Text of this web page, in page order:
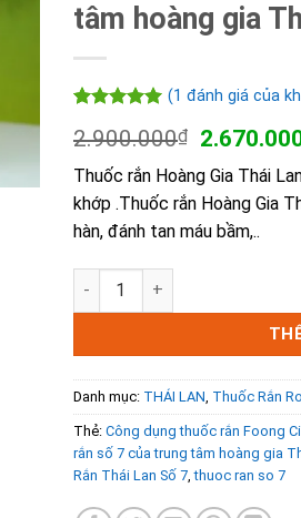
tâm hoàng gia
dựa trên
(1 đánh giá của
2.900.000₫
Giá
là:
Thuốc rắn Hoàng Gia Thái
khớp .Thuốc rắn Hoàng Gia
hàn, đánh tan máu bầm,..
Foong Cir Tan - Thuốc rắn
Danh mục: THÁI LAN Thuốc Rắn
Thẻ: Công dụng thuốc rắn Foong
rắn số 7 của trung tâm hoàng gia
Rắn Thái Lan Số 7 ,thuoc ran so 7